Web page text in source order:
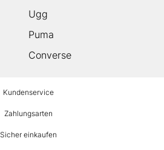
Ugg
Puma
Converse
Kundenservice
Zahlungsarten
Sicher einkaufen